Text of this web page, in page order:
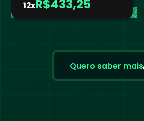
12xR$433,25
Quero saber mais